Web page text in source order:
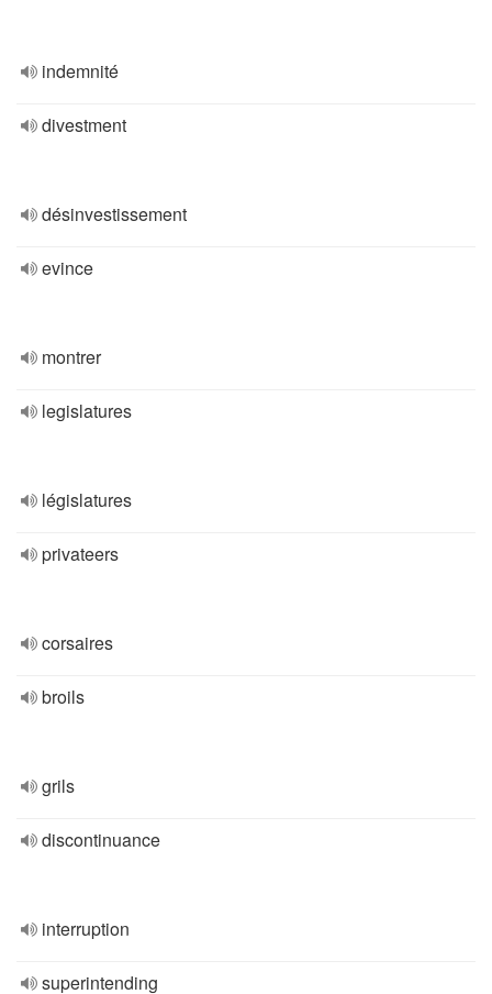
indemnité
divestment
désinvestissement
evince
montrer
legislatures
législatures
privateers
corsaires
broils
grils
discontinuance
interruption
superintending